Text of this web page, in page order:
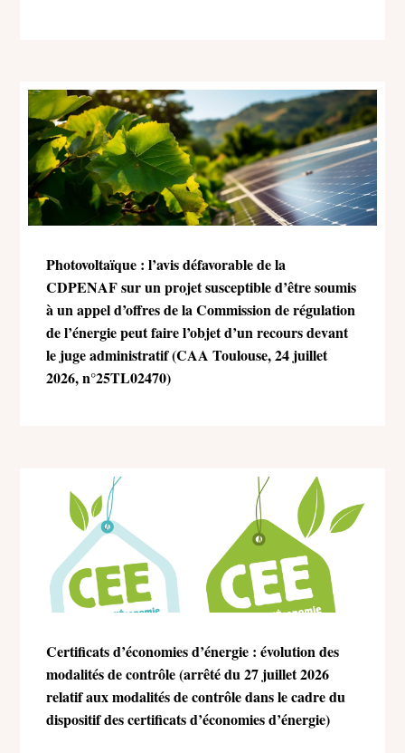
Photovoltaïque : l’avis défavorable de la
CDPENAF sur un projet susceptible d’être soumis
à un appel d’offres de la Commission de régulation
de l’énergie peut faire l’objet d’un recours devant
le juge administratif (CAA Toulouse, 24 juillet
2026, n°25TL02470)
Certificats d’économies d’énergie : évolution des
modalités de contrôle (arrêté du 27 juillet 2026
relatif aux modalités de contrôle dans le cadre du
dispositif des certificats d’économies d’énergie)